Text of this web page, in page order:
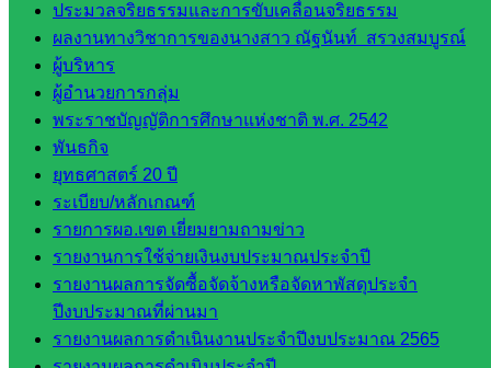
ประมวลจริยธรรมและการขับเคลื่อนจริยธรรม
ผลงานทางวิชาการของนางสาว ณัฐนันท์ สรวงสมบูรณ์
ผู้บริหาร
ผู้อำนวยการกลุ่ม
พระราชบัญญัติการศึกษาแห่งชาติ พ.ศ. 2542
พันธกิจ
ยุทธศาสตร์ 20 ปี
ระเบียบ/หลักเกณฑ์
รายการผอ.เขต เยี่ยมยามถามข่าว
รายงานการใช้จ่ายเงินงบประมาณประจำปี
รายงานผลการจัดซื้อจัดจ้างหรือจัดหาพัสดุประจำ
ปีงบประมาณที่ผ่านมา
รายงานผลการดำเนินงานประจำปีงบประมาณ 2565
โยบาย
และแผน
กลุ่มส่ง
เสริมการ
จัดการ
ศึกษา
กลุ่ม
บริหาร
งาน
บุคคล
กลุ่ม
พัฒนาครู
และบุ